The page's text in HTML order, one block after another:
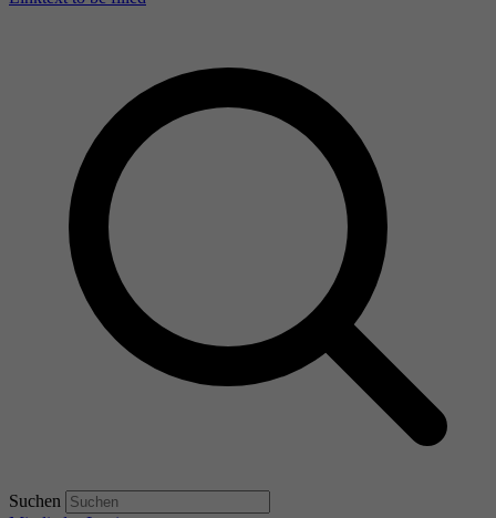
Suchen